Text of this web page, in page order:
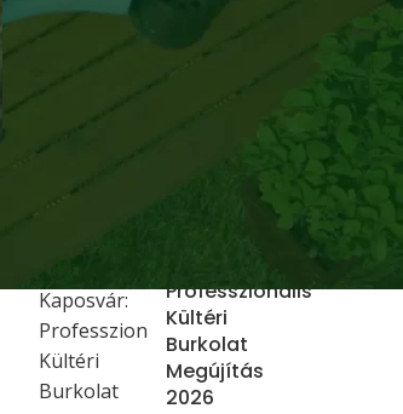
2026
Térkő Tisztítás
Professzionális
Kültéri
Burkolat
Megújítás
2026